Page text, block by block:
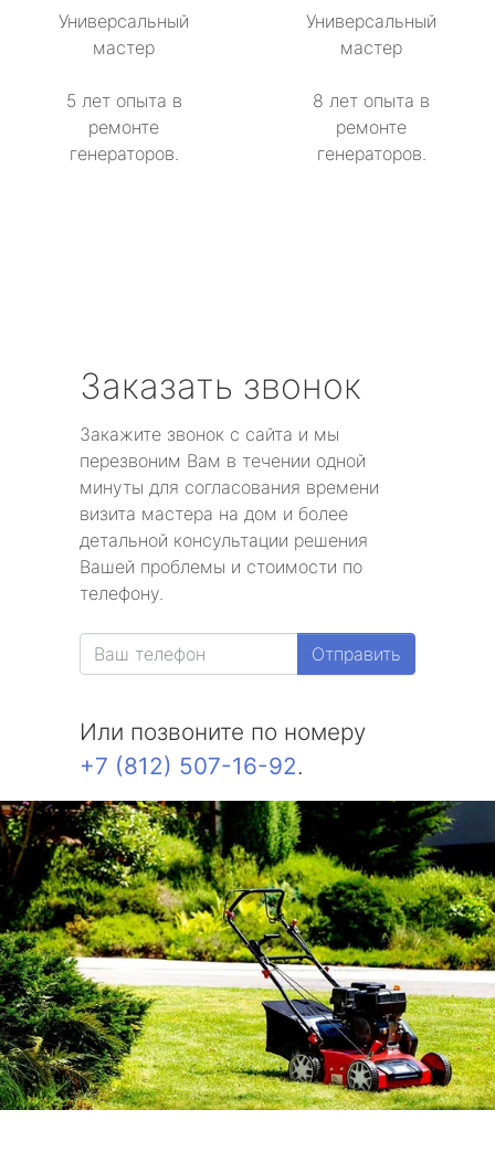
Универсальный
мастер
5 лет опыта в
ремонте
генераторов.
Универсальный
мастер
8 лет опыта в
ремонте
генераторов.
Заказать звонок
Закажите звонок с сайта и мы
перезвоним Вам в течении одной
минуты для согласования времени
визита мастера на дом и более
детальной консультации решения
Вашей проблемы и стоимости по
телефону.
Отправить
Или позвоните по номеру
+7 (812) 507-16-92.